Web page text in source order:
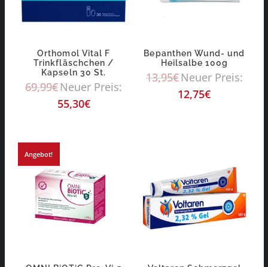
Orthomol Vital F
Trinkfläschchen /
Kapseln 30 St.
69,99€Neuer Preis:
55,30€
Bepanthen Wund- und
Heilsalbe 100g
13,95€Neuer Preis:
12,75€
Angebot!